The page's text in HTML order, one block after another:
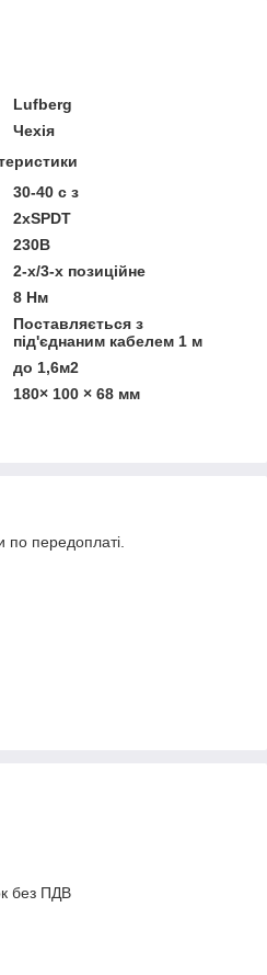
Lufberg
Чехія
30-40 с з
2хSPDT
230В
2-х/3-х позиційне
8 Нм
Поставляється з
під'єднаним кабелем 1 м
до 1,6м2
180× 100 × 68 мм
по передоплаті.
без ПДВ